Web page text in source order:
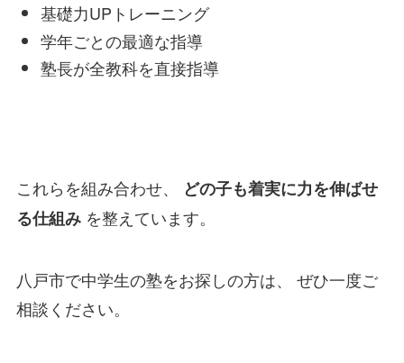
基礎力UPトレーニング
学年ごとの最適な指導
塾長が全教科を直接指導
これらを組み合わせ、
どの子も着実に力を伸ばせ
る仕組みを整えています。
八戸市で中学生の塾をお探しの方は、 ぜひ一度ご
相談ください。